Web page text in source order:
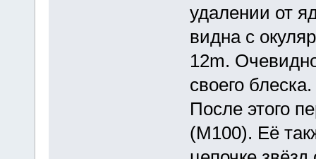
удалении от
видна с
12m.
своего блеска.
После этого
(М100). Её